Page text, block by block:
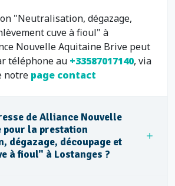
"Neutralisation, dégazage,
cuve à fioul" à
Nouvelle Aquitaine Brive peut
téléphone au +33587017140, via
notre page contact
de Alliance Nouvelle
pour la prestation
dégazage, découpage et
à fioul" à Lostanges ?